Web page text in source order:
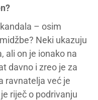
– osim
Neki ukazuju
ali on je ionako na
davno i zreo je za
ravnatelja već je
riječ o podrivanju